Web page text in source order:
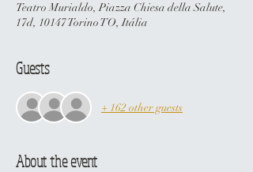
Teatro Murialdo, Piazza Chiesa della Salute,
17d, 10147 Torino TO, Itália
Guests
+ 162 other guests
About the event